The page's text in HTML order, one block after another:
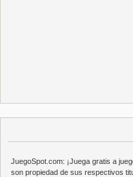
JuegoSpot.com: ¡Juega gratis a
son propiedad de sus respectivos